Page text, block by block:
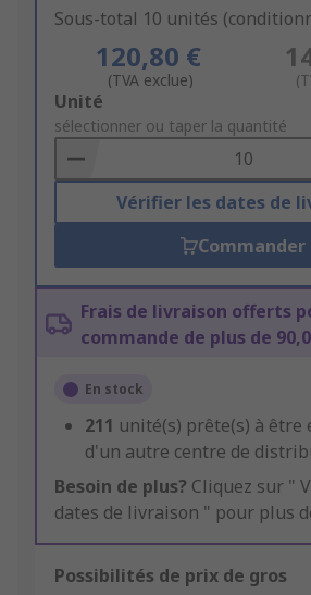
Sous-total 10 unités
120,80 €
(TVA exclue)
Add
to
Basket
Unité
sélectionner ou taper la quantité
Vérifier les dates de
Commander
Frais de livraison offerts
commande de plus de
En stock
211 unité(s) prête(s) à être
d'un autre centre de
Besoin de plus? Cliquez sur "
dates de livraison " pour plus
Possibilités de prix de gros